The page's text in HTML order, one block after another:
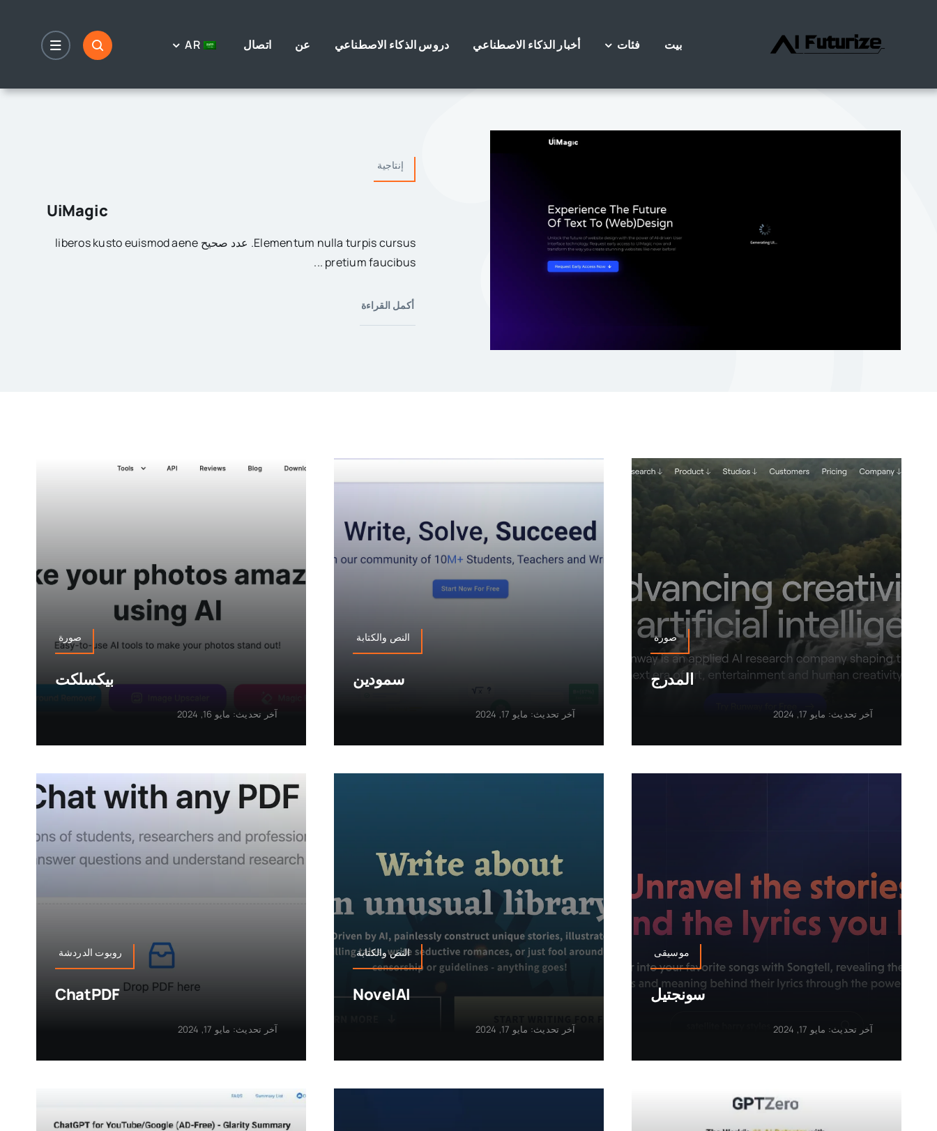
بيت فئات أخبار الذكاء الاصطناعي دروس الذكاء الاصطناعي عن اتصال AR
إنتاجية
UiMagic
Elementum nulla turpis cursus. عدد صحيح liberos kusto euismod aene
pretium faucibus ...
أكمل القراءة
صورة
بيكسلكت
آخر تحديث: مايو 16, 2024
النص والكتابة
سمودين
آخر تحديث: مايو 17, 2024
صورة
المدرج
آخر تحديث: مايو 17, 2024
روبوت الدردشة
ChatPDF
آخر تحديث: مايو 17, 2024
النص والكتابة
NovelAI
آخر تحديث: مايو 17, 2024
موسيقى
سونجتيل
آخر تحديث: مايو 17, 2024